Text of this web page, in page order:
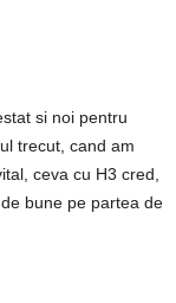
si noi pentru
trecut, cand am
ceva cu H3 cred,
bune pe partea de